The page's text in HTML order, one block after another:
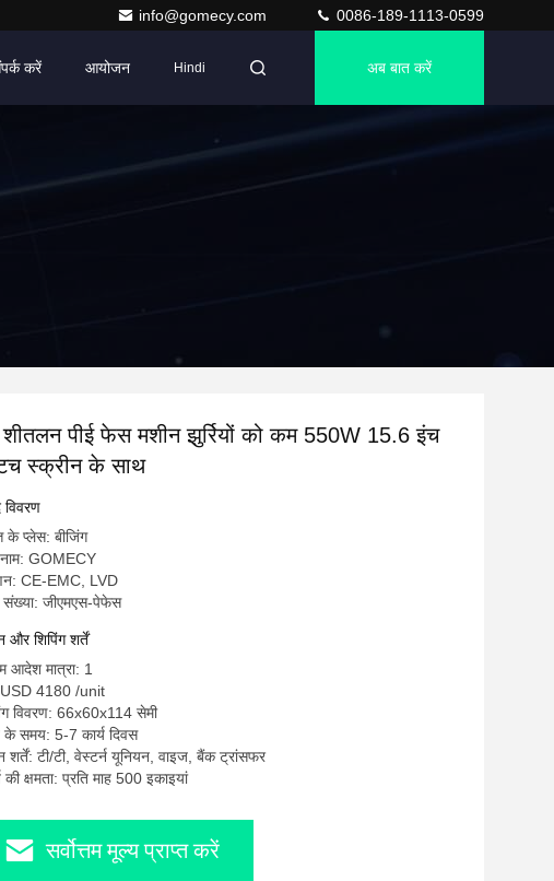
info@gomecy.com 0086-189-1113-0599
करें आयोजन Hindi अब बात करें
शीतलन पीई फेस मशीन झुर्रियों को कम 550W 15.6 इंच
स्क्रीन के साथ
विवरण
के प्लेस: बीजिंग
GOMECY
CE-EMC, LVD
संख्या: जीएमएस-पेफेस
और शिपिंग शर्तें
आदेश मात्रा: 1
4180 /unit
विवरण: 66x60x114 सेमी
के समय: 5-7 कार्य दिवस
शर्तें: टी/टी, वेस्टर्न यूनियन, वाइज, बैंक ट्रांसफर
की क्षमता: प्रति माह 500 इकाइयां
सर्वोत्तम मूल्य प्राप्त करें